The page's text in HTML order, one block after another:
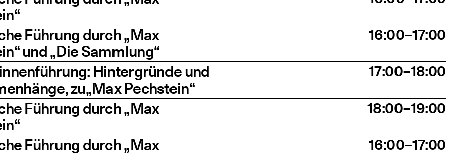
Füh­rung durch„Max
und„Die Sammlung“
16:00–17:00
Hin­ter­grün­de und
zu​„Max Pechstein“
17:00–18:00
Füh­rung durch„Max
18:00–19:00
Füh­rung durch„Max
16:00–17:00